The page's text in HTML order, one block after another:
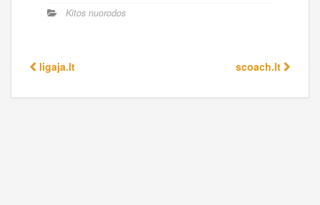
Kitos nuorodos
ligaja.lt scoach.lt